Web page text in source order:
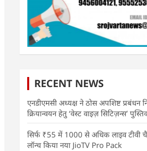
RECENT NEWS
एनडीएमसी अध्यक्ष ने ठोस अपशिष्ट प्रबंधन
क्रियान्वयन हेतु ‘वेस्ट वाइज़ सिटिज़न्स’
सिर्फ ₹55 में 1000 से अधिक लाइव टीवी
लॉन्च किया नया JioTV Pro Pack